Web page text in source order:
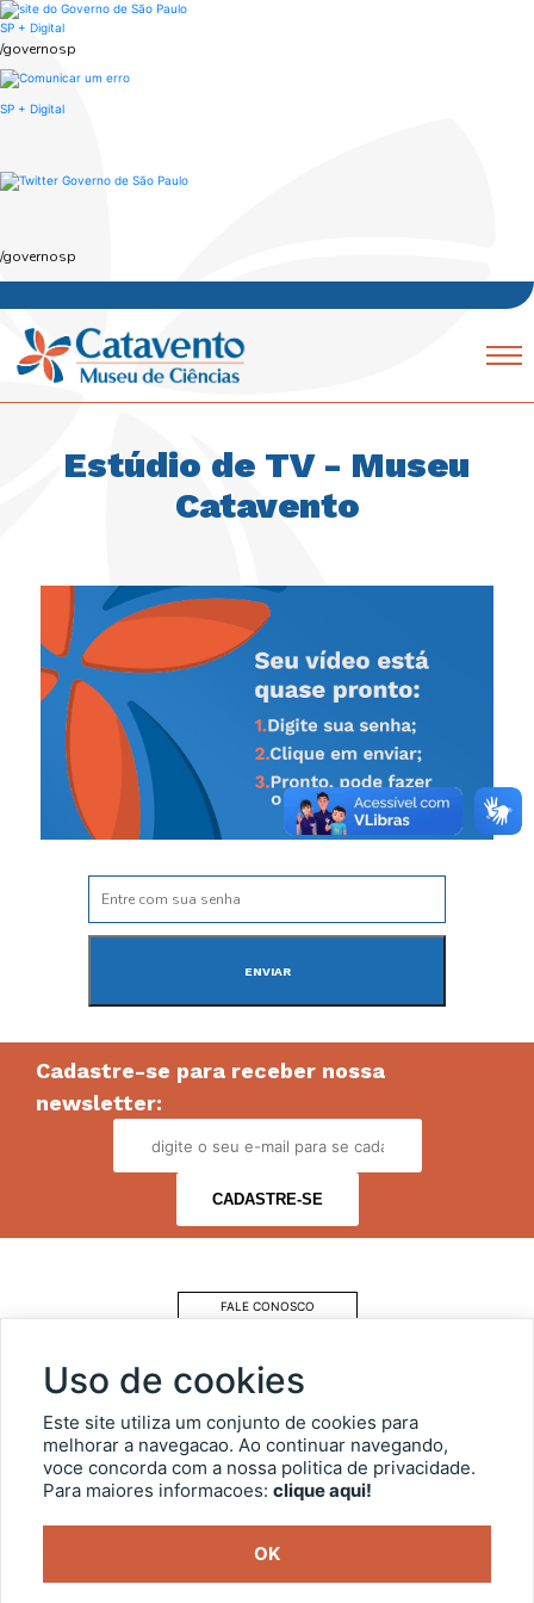
Skip
to
main
SP + Digital
/governosp
SP + Digital
/governosp
Navegação
Mobile
Estúdio de TV - Museu
Catavento
ENVIAR
Cadastre-se para receber nossa
newsletter:
FALE CONOSCO
ESTACIONAMENTO
OUVIDORIA
TRANSPARÊNCIA
Uso de cookies
Este site utiliza um conjunto de cookies para
melhorar a navegacao. Ao continuar navegando,
voce concorda com a nossa politica de privacidade.
Para maiores informacoes: clique aqui!
OK